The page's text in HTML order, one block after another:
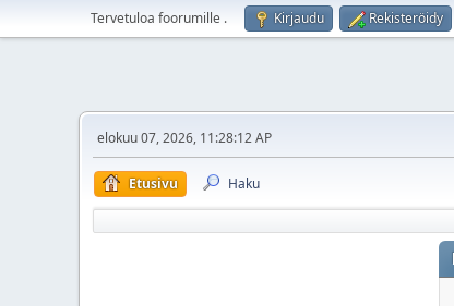
Tervetuloa foorumille . Kirjaudu Rekisteröidy
elokuu 07, 2026, 11:28:12 AP
Etusivu Haku